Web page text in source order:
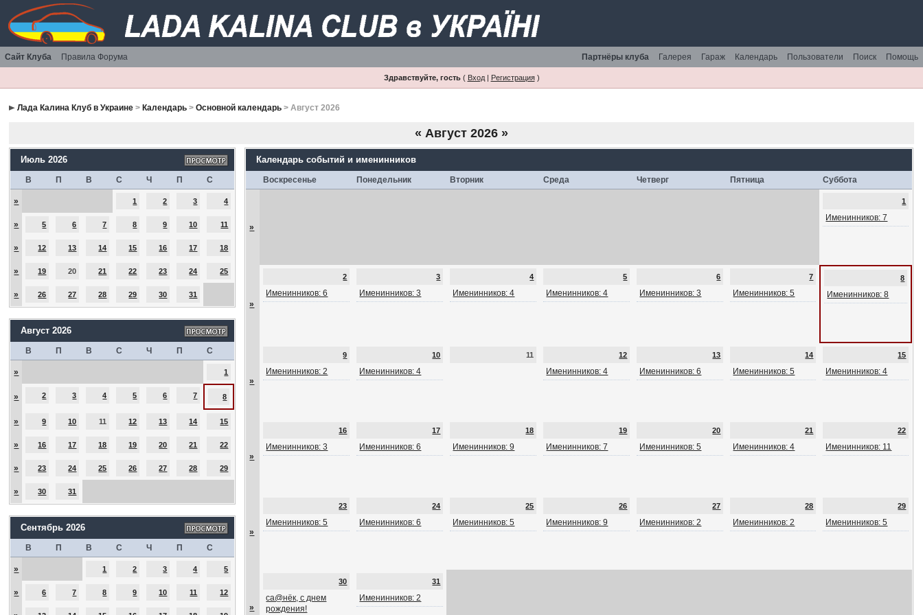
Сайт Клуба Правила Форума Помощь
Поиск
Пользователи
Календарь
Гараж
Галерея
Партнёры клуба
Здравствуйте, гость( Вход| Регистрация)
Лада Калина Клуб в Украине > Календарь >Основной календарь > Август 2026
« Август 2026 »
Июль 2026
В П В С Ч П С
» 1 2 3 4
» 5 6 7 8 9 10 11
» 12 13 14 15 16 17 18
» 19 20 21 22 23 24 25
» 26 27 28 29 30 31
Август 2026
В П В С Ч П С
» 1
» 2 3 4 5 6 7 8
» 9 10 11 12 13 14 15
» 16 17 18 19 20 21 22
» 23 24 25 26 27 28 29
» 30 31
Сентябрь 2026
В П В С Ч П С
» 1 2 3 4 5
» 6 7 8 9 10 11 12
Календарь событий и именинников
Воскресенье Понедельник Вторник Среда Четверг Пятница Суббота
»
1
Именинников: 7
»
2
Именинников: 6
3
Именинников: 3
4
Именинников: 4
5
Именинников: 4
6
Именинников: 3
7
Именинников: 5
8
Именинников: 8
»
9
Именинников: 2
10
Именинников: 4
11 12
Именинников: 4
13
Именинников: 6
14
Именинников: 5
15
Именинников: 4
»
16
Именинников: 3
17
Именинников: 6
18
Именинников: 9
19
Именинников: 7
20
Именинников: 5
21
Именинников: 4
22
Именинников: 11
»
23
Именинников: 5
24
Именинников: 6
25
Именинников: 5
26
Именинников: 9
27
Именинников: 2
28
Именинников: 2
29
Именинников: 5
»
30
са@нёк, с днем
рождения!
31
Именинников: 2